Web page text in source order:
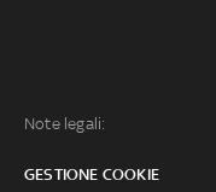
Note legali:
GESTIONE COOKIE